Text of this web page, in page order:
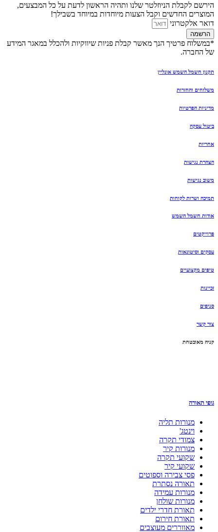
הירשם לקבלת הניוזלטר שלנו ותהיה הראשון לדעת על כל המבצעים,
המוצרים החדשים וקבל הצעות מיוחדות במיוחד בשבילך!
דואר אלקטרוני
הרשמה
*במשלוח פרטיך הנך מאשר קבלת פניות שיווקיות ולהכלל במאגר המידע
של החברה.
תקנון חשמל השמש אונליין
משלוחים והחזרות
מדיניות הפרטיות
ביטול עסקה
אחריות
הצהרת נגישות
משוב נגישות
תמיכה ושרות לקוחות
אודות חשמל השמש
פרוייקטים
עסקים וסיטונאות
טיפים מקצועיים
זכיינות
סניפים
צור קשר
קניה מאובטחת
גופי תאורה
מנורות תליה
וינטג'
צמודי תקרה
מנורות קיר
שקועי תקרה
שקועי קיר
פסי צבירה וספוטים
תאורה נסתרת
מנורות עמידה
מנורות שולחן
תאורת חדרי ילדים
תאורת חירום
מאווררים מעוצבים